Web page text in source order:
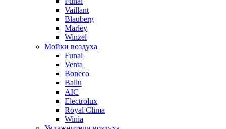
Vaillant
Blauberg
Marley
Winzel
Мойки воздуха
Funai
Venta
Boneco
Ballu
AIC
Electrolux
Royal Clima
Winia